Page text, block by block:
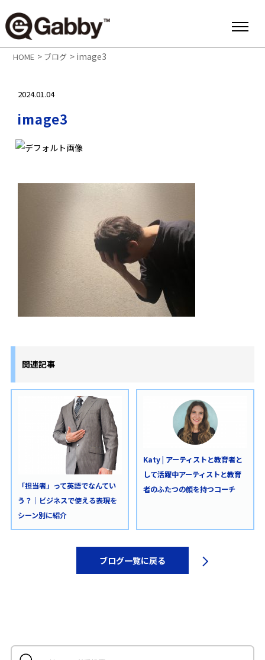
HOME > ブログ > image3
2024.01.04
image3
関連記事
「担当者」って英語でなんてい
う？｜ビジネスで使える表現を
シーン別に紹介
Katy | アーティストと教育者と
して活躍中アーティストと教育
者のふたつの顔を持つコーチ
ブログ一覧に戻る